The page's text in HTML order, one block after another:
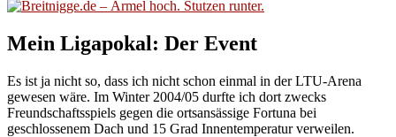
Mein Ligapokal: Der Event
Es ist ja nicht so, dass ich nicht schon einmal in der LTU-Arena
gewesen wäre. Im Winter 2004/05 durfte ich dort zwecks
Freundschaftsspiels gegen die ortsansässige Fortuna bei
geschlossenem Dach und 15 Grad Innentemperatur verweilen.